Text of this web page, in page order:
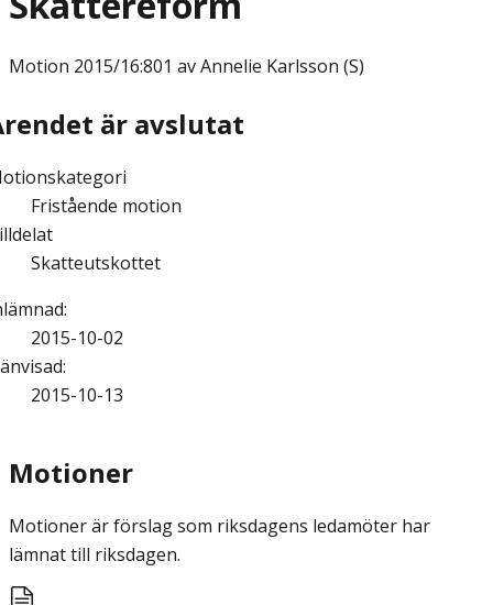
Motion 2015/16:801 av Annelie Karlsson (S)
är avslutat
Fristående motion
Skatteutskottet
:
2015-10-02
:
2015-10-13
Motioner
Motioner är förslag som riksdagens ledamöter har
lämnat till riksdagen.